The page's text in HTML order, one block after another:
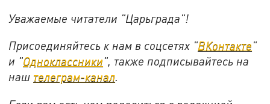
Уважаемые читатели "Царьграда"!
Присоединяйтесь к нам в соцсетях "ВКонтакте"
и "Одноклассники", также подписывайтесь на
наш телеграм-канал.